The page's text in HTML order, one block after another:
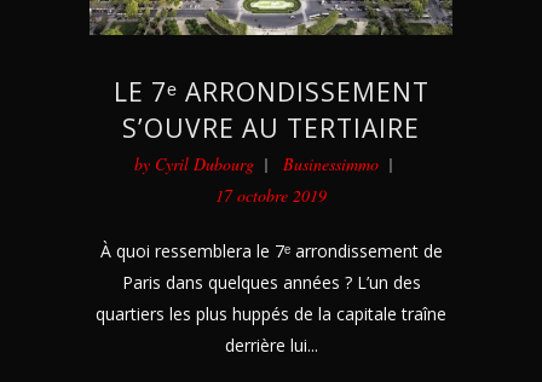
LE 7ᵉ ARRONDISSEMENT
S’OUVRE AU TERTIAIRE
by Cyril Dubourg
Businessimmo
17 octobre 2019
À quoi ressemblera le 7ᵉ arrondissement de
Paris dans quelques années ? L’un des
quartiers les plus huppés de la capitale traîne
derrière lui...